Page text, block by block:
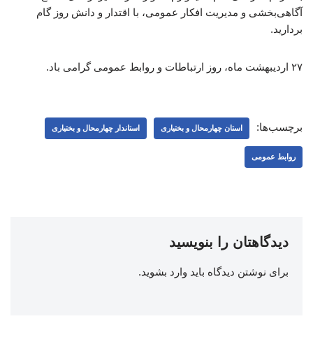
آگاهی‌بخشی و مدیریت افکار عمومی، با اقتدار و دانش روز گام
بردارید.
۲۷ اردیبهشت ماه، روز ارتباطات و روابط عمومی گرامی باد.
برچسب‌ها: استان چهارمحال و بختیاری استاندار چهارمحال و بختیاری
روابط عمومی
دیدگاهتان را بنویسید
برای نوشتن دیدگاه باید وارد بشوید.